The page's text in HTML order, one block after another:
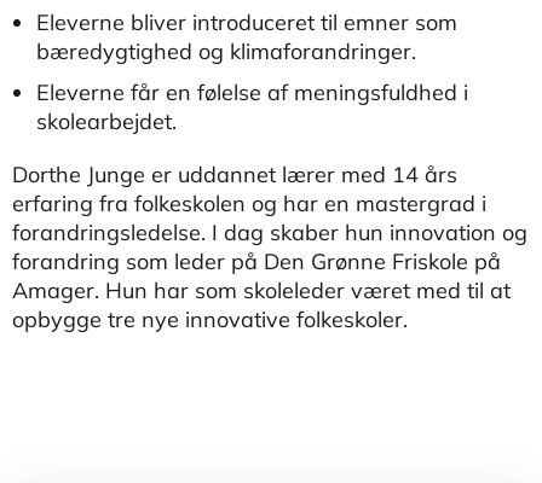
Eleverne bliver introduceret til emner som
bæredygtighed og klimaforandringer.
Eleverne får en følelse af meningsfuldhed i
skolearbejdet.
Dorthe Junge er uddannet lærer med 14 års
erfaring fra folkeskolen og har en mastergrad i
forandringsledelse. I dag skaber hun innovation og
forandring som leder på Den Grønne Friskole på
Amager. Hun har som skoleleder været med til at
opbygge tre nye innovative folkeskoler.